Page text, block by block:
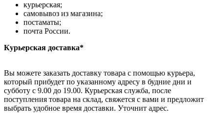
курьерская;
самовывоз из магазина;
постаматы;
почта России.
Курьерская доставка*
Вы можете заказать доставку товара с помощью курьера,
который прибудет по указанному адресу в будние дни и
субботу с 9.00 до 19.00. Курьерская служба, после
поступления товара на склад, свяжется с вами и предложит
выбрать удобное время доставки. Уточнит адрес.